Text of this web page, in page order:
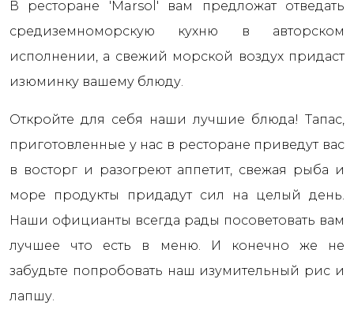
В ресторане 'Marsol' вам предложат отведать
средиземноморскую кухню в авторском
исполнении, а свежий морской воздух придаст
изюминку вашему блюду.
Откройте для себя наши лучшие блюда! Тапас,
приготовленные у нас в ресторане приведут вас
в восторг и разогреют аппетит, свежая рыба и
море продукты придадут сил на целый день.
Наши официанты всегда рады посоветовать вам
лучшее что есть в меню. И конечно же не
забудьте попробовать наш изумительный рис и
лапшу.